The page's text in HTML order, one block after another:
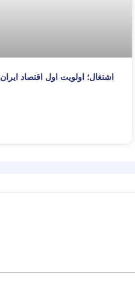
اشتغال؛ اولویت اول اقتصاد ایران